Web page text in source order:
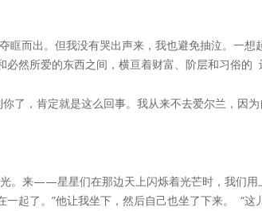
眶而出。但我没有哭出声来，我也避免抽泣。一
然所爱的东西之间，横亘着财富、阶层和习俗的
了，肯定就是这么回事。我从来不去爱尔兰，因
。来——星星们在那边天上闪烁着光芒时，我们
起了。”他让我坐下，然后自己也坐了下来。 “